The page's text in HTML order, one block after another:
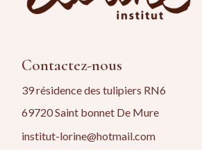
Contactez-nous
39 résidence des tulipiers RN6
69720 Saint bonnet De Mure
institut-lorine@hotmail.com